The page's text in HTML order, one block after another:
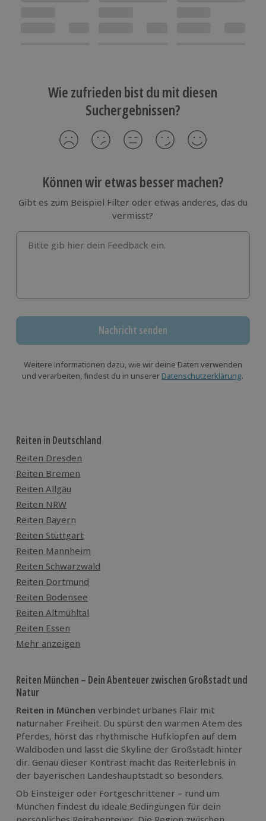
Wie zufrieden bist du mit diesen
Suchergebnissen?
Können wir etwas besser machen?
Gibt es zum Beispiel Filter oder etwas anderes, das du
vermisst?
Bitte gib hier dein Feedback ein.
Nachricht senden
Weitere Informationen dazu, wie wir deine Daten verwenden
und verarbeiten, findest du in unserer Datenschutzerklärung.
Reiten in Deutschland
Reiten Dresden
Reiten Bremen
Reiten Allgäu
Reiten NRW
Reiten Bayern
Reiten Stuttgart
Reiten Mannheim
Reiten Schwarzwald
Reiten Dortmund
Reiten Bodensee
Reiten Altmühltal
Reiten Essen
Mehr anzeigen
Reiten München – Dein Abenteuer zwischen Großstadt und
Natur
Reiten in München verbindet urbanes Flair mit
naturnaher Freiheit. Du spürst den warmen Atem des
Pferdes, hörst das rhythmische Hufklopfen auf dem
Waldboden und lässt die Skyline der Großstadt hinter
dir. Genau dieser Kontrast macht das Reiterlebnis in
der bayerischen Landeshauptstadt so besonders.
Ob Einsteiger oder Fortgeschrittener – rund um
München findest du ideale Bedingungen für dein